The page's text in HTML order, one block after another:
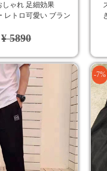
しゃれ 足細効果
レトロ可愛い ブラン
¥ 5890
-7%